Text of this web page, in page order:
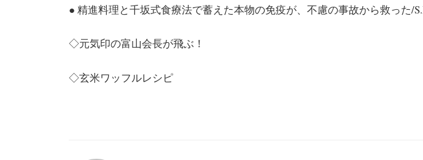
● 精進料理と千坂式食療法で蓄えた本物の免疫が、不慮の事故から救った/
◇元気印の富山会長が飛ぶ！
◇玄米ワッフルレシピ